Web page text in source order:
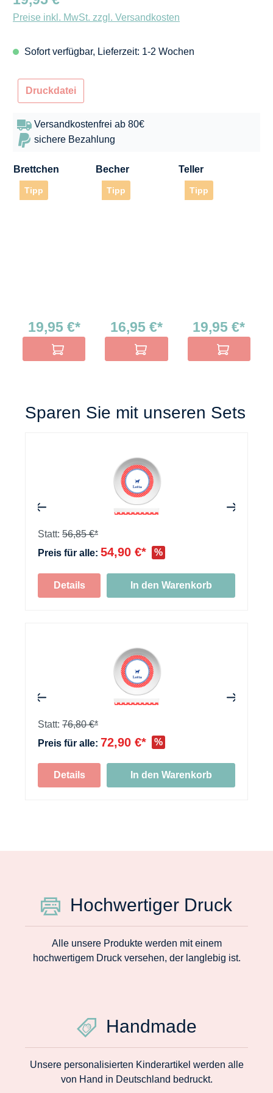
Tipp
Brettchen
19,95 €*
In den Warenkorb
Tipp
Becher
16,95 €*
In den Warenkorb
Tipp
Teller
19,95 €*
In den
Preise inkl. MwSt. zzgl. Versandkosten
Sofort verfügbar, Lieferzeit: 1-2 Wochen
Druckdatei
Versandkostenfrei ab 80€
sichere Bezahlung
Sparen Sie mit unseren Sets
Statt: 56,85 €*
Preis für alle: 54,90 €* %
Details In den Warenkorb
Statt: 76,80 €*
Preis für alle: 72,90 €* %
Details In den Warenkorb
Hochwertiger Druck
Alle unsere Produkte werden mit einem
hochwertigem Druck versehen, der langlebig ist.
Handmade
Unsere personalisierten Kinderartikel werden alle
von Hand in Deutschland bedruckt.